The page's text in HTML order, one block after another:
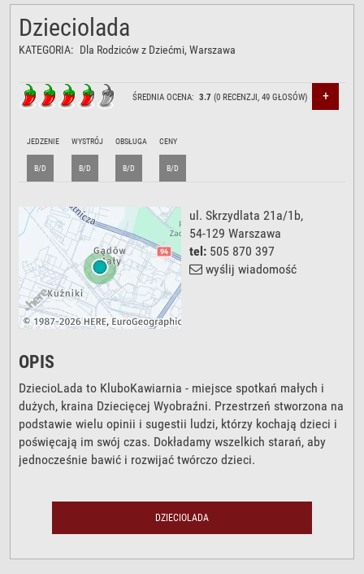
Dzieciolada
KATEGORIA: Dla Rodziców z Dziećmi, Warszawa
ŚREDNIA OCENA:3.7 (0 RECENZJI,49 GŁOSÓW) +
JEDZENIE
B/D
WYSTRÓJ
B/D
OBSŁUGA
B/D
CENY
B/D
ul. Skrzydlata 21a/1b,
54-129 Warszawa
tel: 505 870 397
wyślij wiadomość
OPIS
DziecioLada to KluboKawiarnia - miejsce spotkań małych i
dużych, kraina Dziecięcej Wyobraźni. Przestrzeń stworzona na
podstawie wielu opinii i sugestii ludzi, którzy kochają dzieci i
poświęcają im swój czas. Dokładamy wszelkich starań, aby
jednocześnie bawić i rozwijać twórczo dzieci.
DZIECIOLADA